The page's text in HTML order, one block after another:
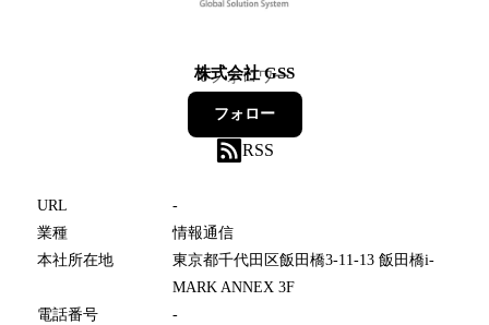
株式会社 GSS
0フォロワー
フォロー
RSS
URL
-
業種
情報通信
本社所在地
東京都千代田区飯田橋3-11-13 飯田橋i-
MARK ANNEX 3F
電話番号
-